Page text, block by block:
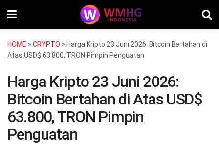
HOME » CRYPTO » Harga Kripto 23 Juni 2026: Bitcoin Bertahan di
Atas USD$ 63.800, TRON Pimpin Penguatan
Harga Kripto 23 Juni 2026:
Bitcoin Bertahan di Atas USD$
63.800, TRON Pimpin
Penguatan